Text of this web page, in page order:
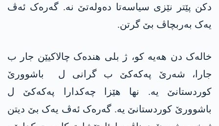
دکن پێتر نێزی سیاسەتا دەولەتێ نە. گەرەک ئەڤ
یەک بەربچاڤ بێ گرتن.
خالەک دن ھەیە کو، ژ بلی ھندەک چالاکیێن جار ب
جارا، شەرێ پەکەکێ ب گرانی ل باشوورێ
کوردستانێ یە. نھا ھێزا چەکدارا پەکەکێ ل
باشوورێ کوردستانێ یە. گەرەک ئەڤ یەک بێ دیتن